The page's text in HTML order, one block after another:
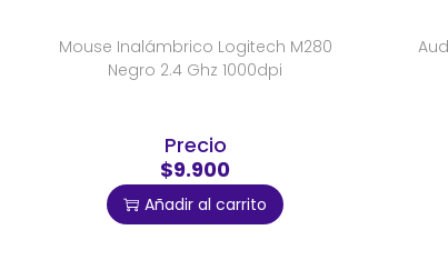
Mouse Inalámbrico Logitech M280
Negro 2.4 Ghz 1000dpi
Precio
$9.900
Añadir al carrito